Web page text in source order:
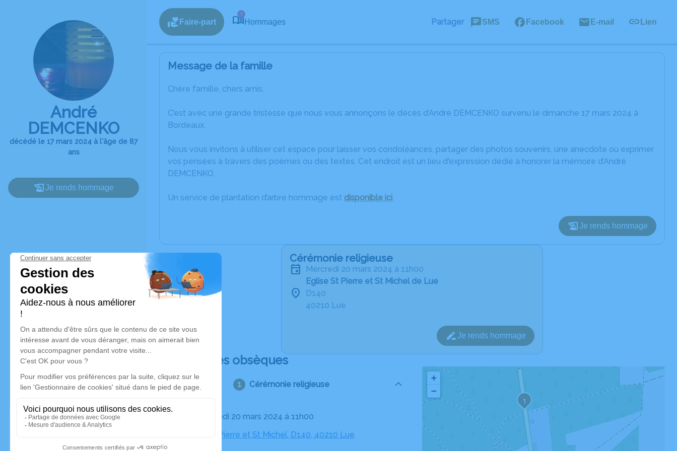
André
DEMCENKO
décédé le 17 mars 2024 à l'âge de 87
ans
Je rends hommage
Faire-part
1
Hommages Partager SMS Facebook E-mail Lien
Message de la famille
Chère famille, chers amis,
C’est avec une grande tristesse que nous vous annonçons le décès d’André DEMCENKO survenu le dimanche 17 mars 2024 à
Bordeaux.
Nous vous invitons à utiliser cet espace pour laisser vos condoléances, partager des photos souvenirs, une anecdote ou exprimer
vos pensées à travers des poèmes ou des textes. Cet endroit est un lieu d'expression dédié à honorer la mémoire d’André
DEMCENKO.
Un service de plantation d’arbre hommage est disponible ici.
Je rends hommage
Cérémonie religieuse
mercredi 20 mars 2024 à 11h00
Eglise St Pierre et St Michel de Lue
D140
40210 Lue
Je rends hommage
Déroulé des obsèques
Cérémonie religieuse
Le mercredi 20 mars 2024 à 11h00
Eglise St Pierre et St Michel, D140, 40210 Lue
1
+
−